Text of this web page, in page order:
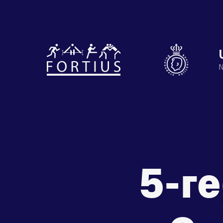
Diverse
disciplines Motiveer
Prestaties
op
afstanden
zet je
5-